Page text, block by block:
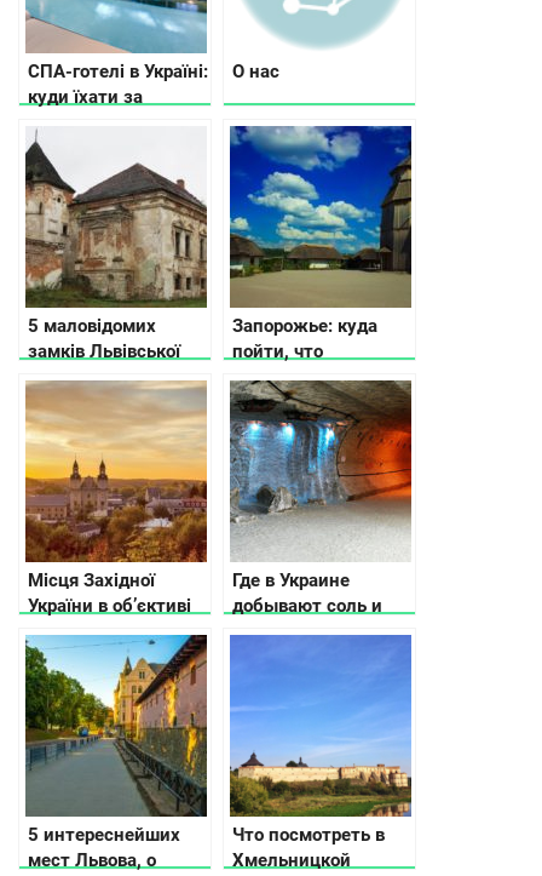
СПА-готелі в Україні:
куди їхати за
релаксом
О нас
5 маловідомих
замків Львівської
області, про які вам
не розповість гід
Запорожье: куда
пойти, что
посмотреть и где
остановиться
Місця Західної
України в об’єктиві
українського
фотографа
Где в Украине
добывают соль и
как ее используют
5 интереснейших
мест Львова, о
Что посмотреть в
Хмельницкой